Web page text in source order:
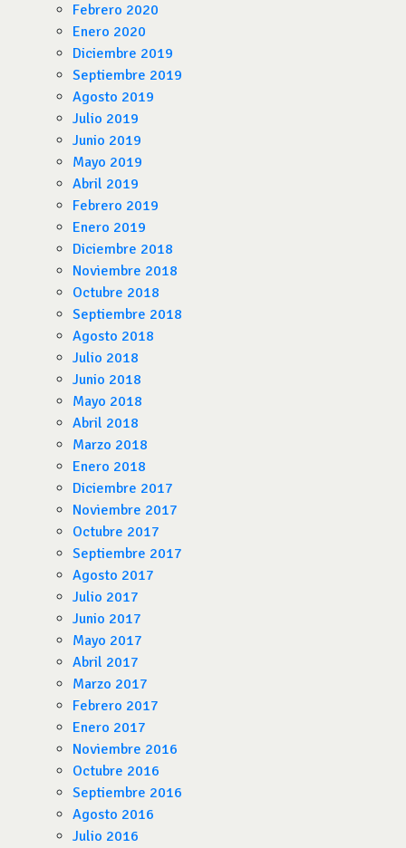
Febrero 2020
Enero 2020
Diciembre 2019
Septiembre 2019
Agosto 2019
Julio 2019
Junio 2019
Mayo 2019
Abril 2019
Febrero 2019
Enero 2019
Diciembre 2018
Noviembre 2018
Octubre 2018
Septiembre 2018
Agosto 2018
Julio 2018
Junio 2018
Mayo 2018
Abril 2018
Marzo 2018
Enero 2018
Diciembre 2017
Noviembre 2017
Octubre 2017
Septiembre 2017
Agosto 2017
Julio 2017
Junio 2017
Mayo 2017
Abril 2017
Marzo 2017
Febrero 2017
Enero 2017
Noviembre 2016
Octubre 2016
Septiembre 2016
Agosto 2016
Julio 2016